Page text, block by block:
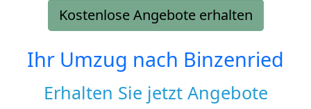
Kostenlose Angebote erhalten
Ihr Umzug nach Binzenried
Erhalten Sie jetzt Angebote